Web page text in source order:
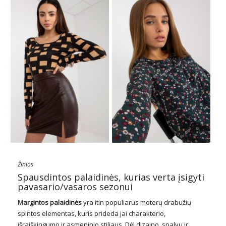
Žinios
Spausdintos palaidinės, kurias verta įsigyti
pavasario/vasaros sezonui
Margintospalaidinėsyra itin populiarus moterų drabužių
spintos elementas, kuris prideda jai charakterio,